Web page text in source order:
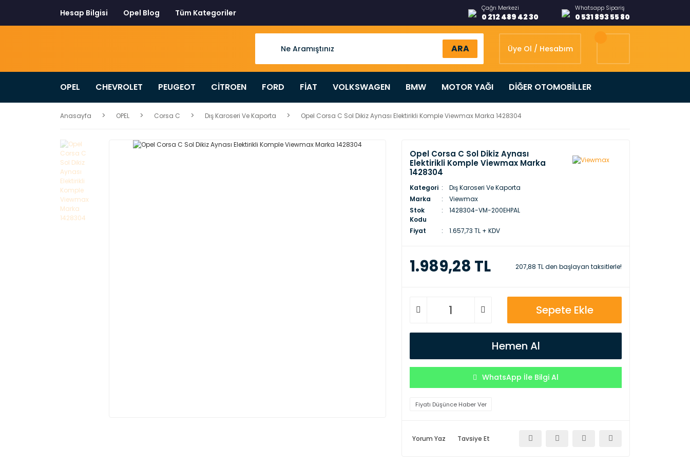
Hesap Bilgisi Opel Blog Tüm Kategoriler Çağrı Merkezi
0 212 489 42 30
Whatsapp Sipariş
0 531 893 55 80
ARA Üye Ol / Hesabım
OPEL CHEVROLET PEUGEOT CİTROEN FORD FİAT VOLKSWAGEN BMW MOTOR YAĞI DİĞER OTOMOBİLLER
Anasayfa OPEL Corsa C Dış Karoseri Ve Kaporta Opel Corsa C Sol Dikiz Aynası Elektirikli Komple Viewmax Marka 1428304
Opel Corsa C Sol Dikiz Aynası
Elektirikli Komple Viewmax Marka
1428304
Kategori
Dış Karoseri Ve Kaporta
Marka
Viewmax
Stok
Kodu
1428304-VM-200EHPAL
Fiyat 1.657,73 TL + KDV
1.989,28 TL 207,88 TL den başlayan taksitlerle!
Sepete Ekle
Hemen Al
WhatsApp İle Bilgi Al
Fiyatı Düşünce Haber Ver
Yorum Yaz Tavsiye Et